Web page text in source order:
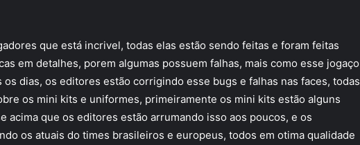
que está incrivel, todas elas estão sendo feitas e foram feitas
em detalhes, porem algumas possuem falhas, mais como esse jogaço
dias, os editores estão corrigindo esse bugs e falhas nas faces, todas
os mini kits e uniformes, primeiramente os mini kits estão alguns
acima que os editores estão arrumando isso aos poucos, e os
os atuais do times brasileiros e europeus, todos em otima qualidade